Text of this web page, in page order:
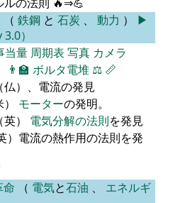
（ 鉄鋼 と 石炭 、 動力 ） ▶
）
当量 周期表 写真 カメラ
👨‍🏫 ボルタ電堆 ⚖️ 📏
仏）、電流の発見
モーターの発明。
） 電気分解の法則を発見
）電流の熱作用の法則を発
命 （ 電気と石油 、 エネルギ